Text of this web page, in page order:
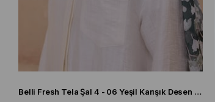
Belli Fresh Tela Şal 4 - 06 Yeşil Karışık Desen 49711